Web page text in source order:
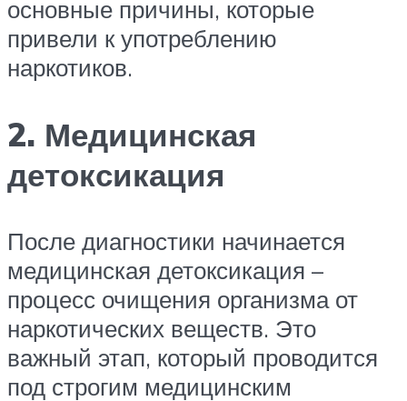
основные причины, которые
привели к употреблению
наркотиков.
2. Медицинская
детоксикация
После диагностики начинается
медицинская детоксикация –
процесс очищения организма от
наркотических веществ. Это
важный этап, который проводится
под строгим медицинским